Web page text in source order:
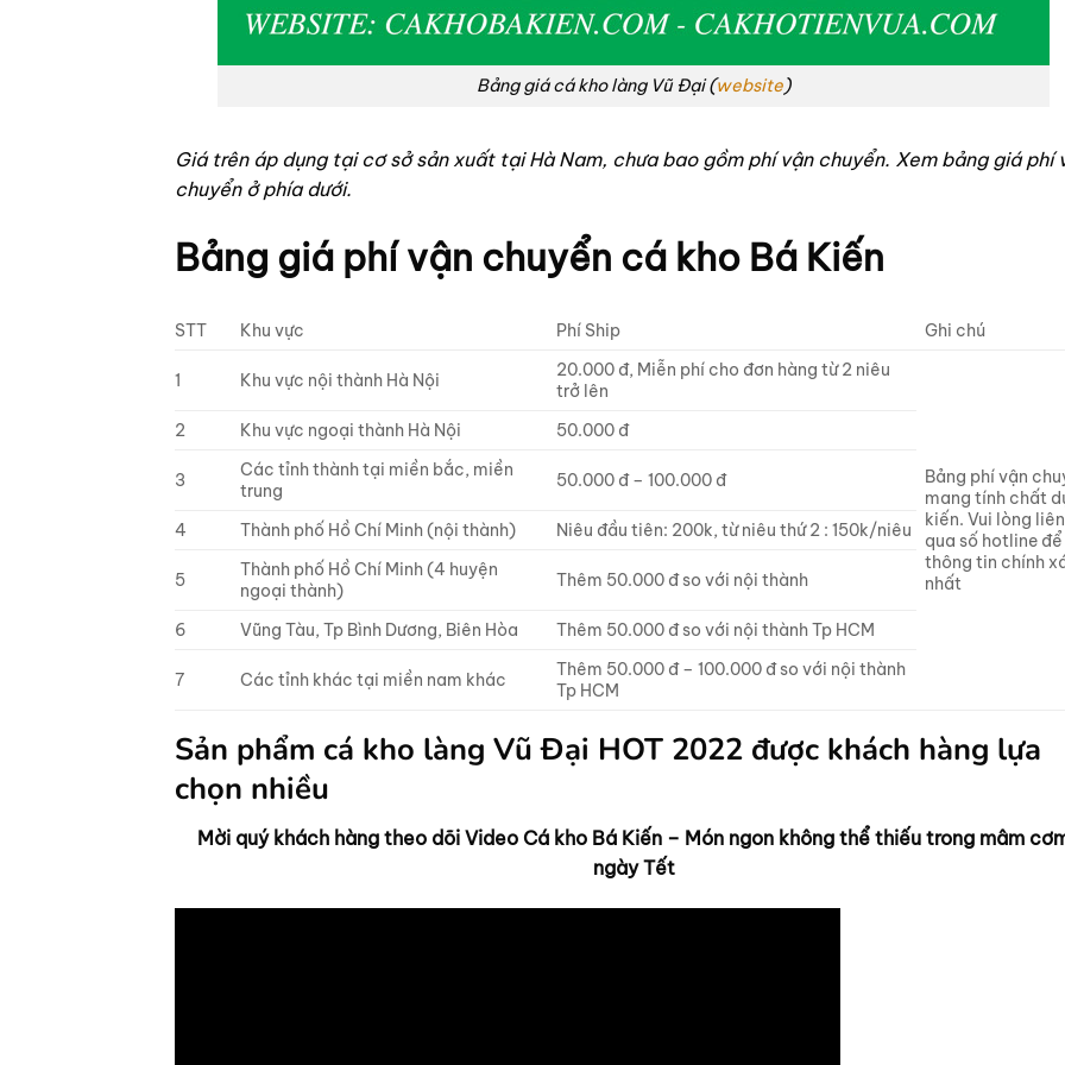
Bảng giá cá kho làng Vũ Đại (website)
Giá trên áp dụng tại cơ sở sản xuất tại Hà Nam, chưa bao gồm phí vận chuyển. Xem bảng giá phí
chuyển ở phía dưới.
Bảng giá phí vận chuyển cá kho Bá Kiến
STT Khu vực Phí Ship Ghi chú
1 Khu vực nội thành Hà Nội
20.000 đ, Miễn phí cho đơn hàng từ 2 niêu
trở lên
Bảng phí vận
mang tính chất
kiến. Vui lòng
qua số hotline
thông tin chính
nhất
2 Khu vực ngoại thành Hà Nội 50.000 đ
3
Các tỉnh thành tại miền bắc, miền
trung
50.000 đ – 100.000 đ
4 Thành phố Hồ Chí Minh (nội thành) Niêu đầu tiên: 200k, từ niêu thứ 2 : 150k/niêu
5
Thành phố Hồ Chí Minh (4 huyện
ngoại thành)
Thêm 50.000 đ so với nội thành
6 Vũng Tàu, Tp Bình Dương, Biên Hòa Thêm 50.000 đ so với nội thành Tp HCM
7 Các tỉnh khác tại miền nam khác
Thêm 50.000 đ – 100.000 đ so với nội thành
Tp HCM
Sản phẩm cá kho làng Vũ Đại HOT 2022 được khách hàng lựa
chọn nhiều
Mời quý khách hàng theo dõi Video Cá kho Bá Kiến – Món ngon không thể thiếu trong mâm
ngày Tết